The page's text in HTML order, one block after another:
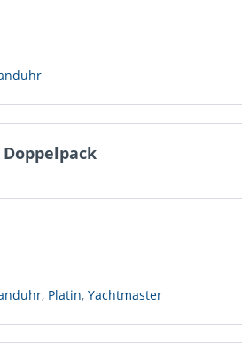
, Platin, Yachtmaster